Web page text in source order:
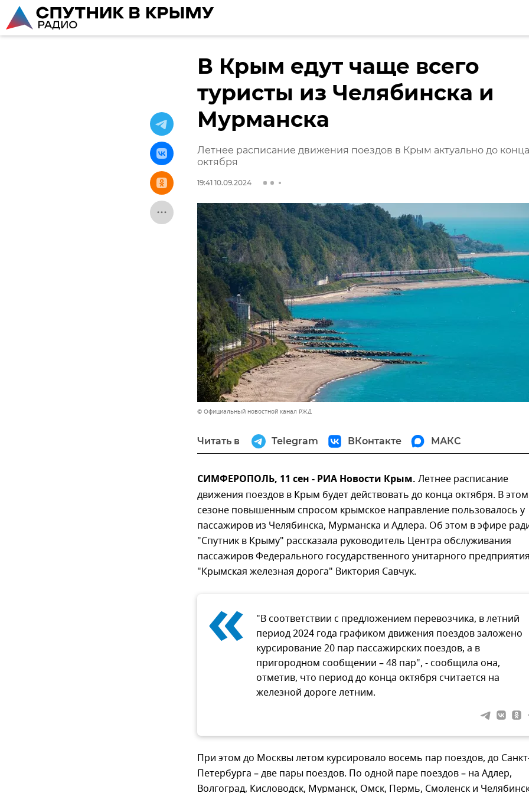
В Крым едут чаще всего
туристы из Челябинска и
Мурманска
Летнее расписание движения поездов в Крым актуально до конца
октября
19:41 10.09.2024
© Официальный новостной канал РЖД
Читать в Telegram ВКонтакте МАКС
СИМФЕРОПОЛЬ, 11 сен - РИА Новости Крым. Летнее расписание
движения поездов в Крым будет действовать до конца октября. В этом
сезоне повышенным спросом крымское направление пользовалось у
пассажиров из Челябинска, Мурманска и Адлера. Об этом в эфире
"Спутник в Крыму" рассказала руководитель Центра обслуживания
пассажиров Федерального государственного унитарного
"Крымская железная дорога" Виктория Савчук.
«
"В соответствии с предложением перевозчика, в летний
период 2024 года графиком движения поездов заложено
курсирование 20 пар пассажирских поездов, а в
пригородном сообщении – 48 пар", - сообщила она,
отметив, что период до конца октября считается на
железной дороге летним.
При этом до Москвы летом курсировало восемь пар поездов, до
Петербурга – две пары поездов. По одной паре поездов – на Адлер,
Волгоград, Кисловодск, Мурманск, Омск, Пермь, Смоленск и